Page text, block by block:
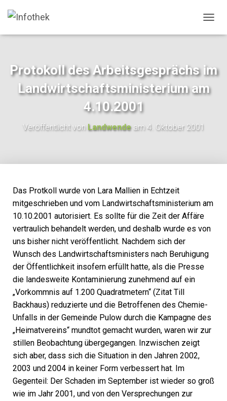
A
A
I
N
Protokoll des Arbeitsgesprächs im
Landwirtschaftsministerium am
4.10.2001
Veröffentlicht von Landwendeam 4. Oktober 2001
Das Protkoll wurde von Lara Mallien in Echtzeit
mitgeschrieben und vom Landwirtschaftsministerium am
10.10.2001 autorisiert. Es sollte für die Zeit der Affäre
vertraulich behandelt werden, und deshalb wurde es von
uns bisher nicht veröffentlicht. Nachdem sich der
Wunsch des Landwirtschaftsministers nach Beruhigung
der Öffentlichkeit insofern erfüllt hatte, als die Presse
die landesweite Kontaminierung zunehmend auf ein
„Vorkommnis auf 1.200 Quadratmetern“ (Zitat Till
Backhaus) reduzierte und die Betroffenen des Chemie-
Unfalls in der Gemeinde Pulow durch die Kampagne des
„Heimatvereins“ mundtot gemacht wurden, waren wir zur
stillen Beobachtung übergegangen. Inzwischen zeigt
sich aber, dass sich die Situation in den Jahren 2002,
2003 und 2004 in keiner Form verbessert hat. Im
Gegenteil: Der Schaden im September ist wieder so groß
wie im Jahr 2001, und von den Versprechungen zur